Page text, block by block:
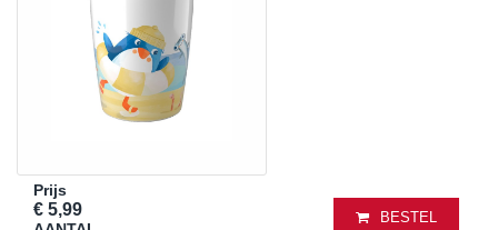
Prijs
€ 5,99 BESTEL